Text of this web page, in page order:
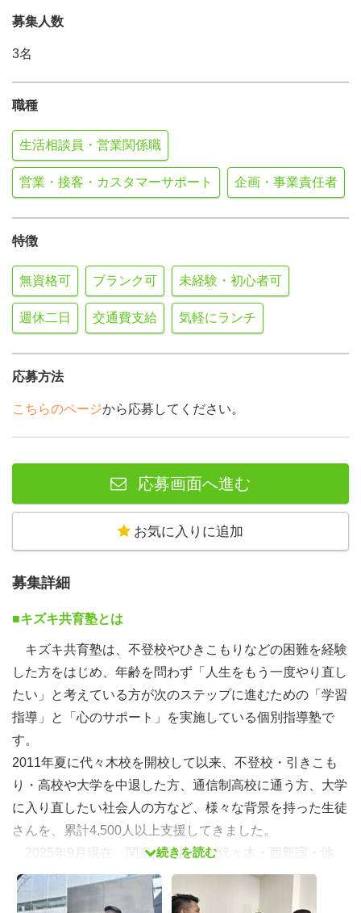
募集人数
3名
職種
生活相談員・営業関係職
営業・接客・カスタマーサポート 企画・事業責任者
特徴
無資格可 ブランク可 未経験・初心者可
週休二日 交通費支給 気軽にランチ
応募方法
こちらのページから応募してください。
応募画面へ進む
お気に入りに追加
募集詳細
■キズキ共育塾とは
キズキ共育塾は、不登校やひきこもりなどの困難を経験
した方をはじめ、年齢を問わず「人生をもう一度やり直し
たい」と考えている方が次のステップに進むための「学習
指導」と「心のサポート」を実施している個別指導塾で
す。
2011年夏に代々木校を開校して以来、不登校・引きこも
り・高校や大学を中退した方、通信制高校に通う方、大学
に入り直したい社会人の方など、様々な背景を持った生徒
さんを、累計4,500人以上支援してきました。
2025年9月現在、関東に10校舎（代々木・西新宿・池
袋・秋葉原・三軒茶屋・吉祥寺・町田・武蔵小杉・横浜・
大宮）、関西に4校舎（大阪・天王寺・京都・神戸）、東
続きを読む